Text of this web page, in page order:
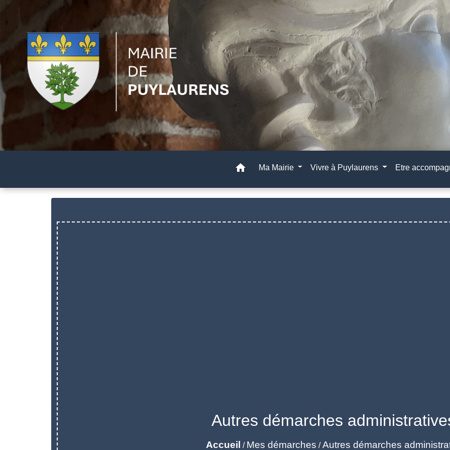
home Ma Mairie Vivre à Puylaurens Etre
Autres démarches
Accueil / Mes démarches /Autres démarches